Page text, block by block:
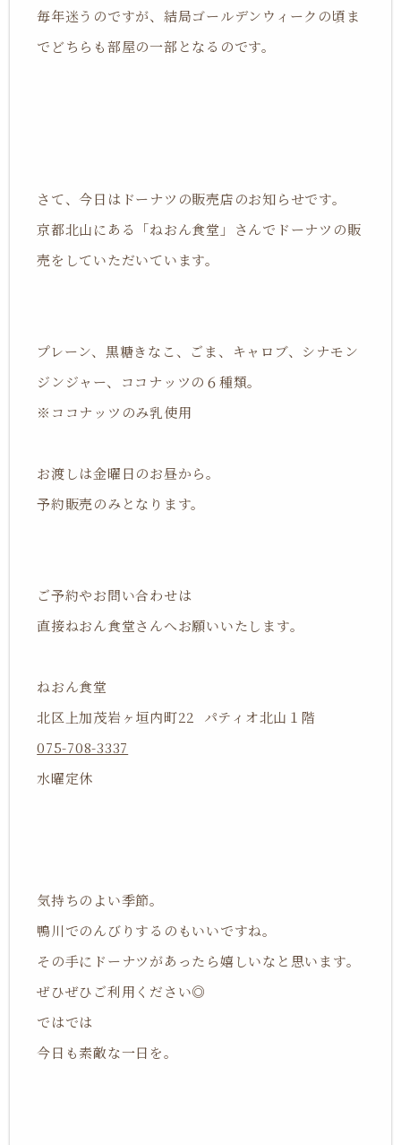
毎年迷うのですが、結局ゴールデンウィークの頃ま
でどちらも部屋の一部となるのです。
さて、今日はドーナツの販売店のお知らせです。
京都北山にある「ねおん食堂」さんでドーナツの販
売をしていただいています。
プレーン、黒糖きなこ、ごま、キャロブ、シナモン
ジンジャー、ココナッツの６種類。
※ココナッツのみ乳使用
お渡しは金曜日のお昼から。
予約販売のみとなります。
ご予約やお問い合わせは
直接ねおん食堂さんへお願いいたします。
ねおん食堂
北区上加茂岩ヶ垣内町22 パティオ北山１階
075-708-3337
水曜定休
気持ちのよい季節。
鴨川でのんびりするのもいいですね。
その手にドーナツがあったら嬉しいなと思います。
ぜひぜひご利用ください◎
ではでは
今日も素敵な一日を。